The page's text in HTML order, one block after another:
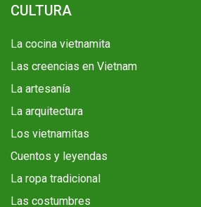
CULTURA
La cocina vietnamita
Las creencias en Vietnam
La artesanía
La arquitectura
Los vietnamitas
Cuentos y leyendas
La ropa tradicional
Las costumbres